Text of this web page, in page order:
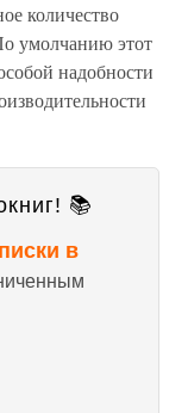
количество
умолчанию этот
надобности
📚
в